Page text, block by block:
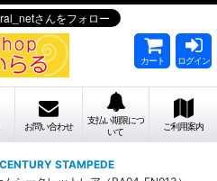
カート ログイン
お問い合わせ
支払い期限につ
いて
ご利用案内
STAMPEDE